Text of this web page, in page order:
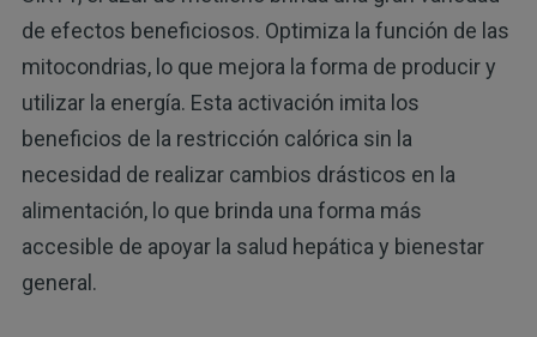
de efectos beneficiosos. Optimiza la función de las
mitocondrias, lo que mejora la forma de producir y
utilizar la energía. Esta activación imita los
beneficios de la restricción calórica sin la
necesidad de realizar cambios drásticos en la
alimentación, lo que brinda una forma más
accesible de apoyar la salud hepática y bienestar
general.